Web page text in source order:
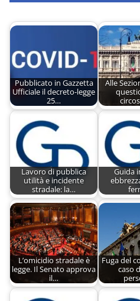
Pubblicato in Gazzetta
Ufficiale il decreto-legge
25…
Alle
Lavoro di pubblica
utilità e incidente
stradale: la…
Guida
L’omicidio stradale è
legge. Il Senato approva
il…
Fuga del
caso